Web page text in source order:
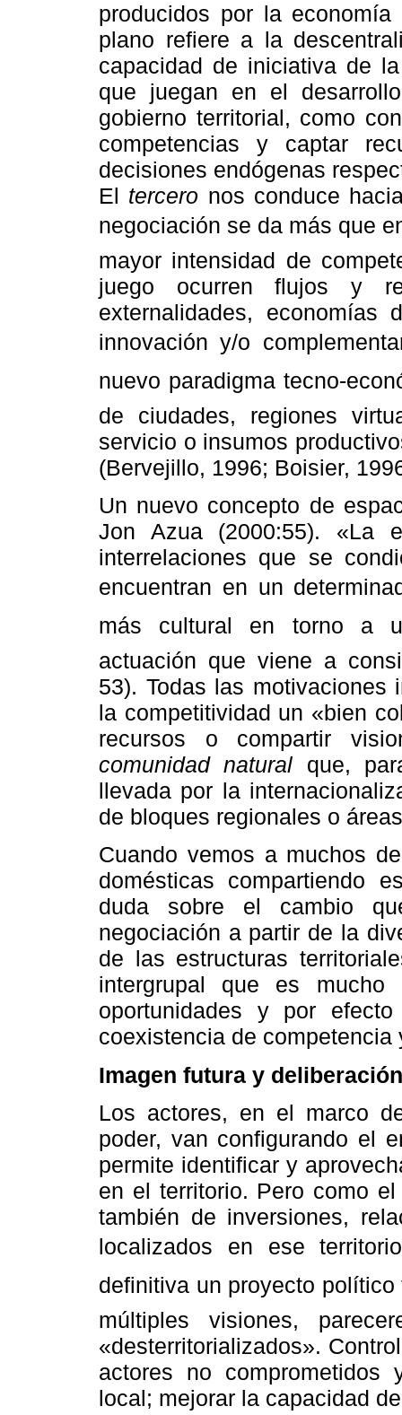
producidos por la
plano refiere a la
capacidad de iniciativa de
que juegan en el
gobierno territorial, como
competencias y captar
decisiones endógenas
El tercero nos conduce
negociación se da más que
mayor intensidad de
juego ocurren flujos y
externalidades, economías
innovación y/o
nuevo paradigma tecno-
de ciudades, regiones
servicio o insumos
(Bervejillo, 1996; Boisier,
Un nuevo concepto de
Jon Azua (2000:55). «La
interrelaciones que se
encuentran en un
más cultural en torno a
actuación que viene a
53). Todas las motivaciones
la competitividad un «bien
recursos o compartir
comunidad natural que,
llevada por la
de bloques regionales o
Cuando vemos a muchos
domésticas compartiendo
duda sobre el cambio
negociación a partir de la
de las estructuras
intergrupal que es
oportunidades y por
coexistencia de competencia
Imagen futura y deliberación
Los actores, en el marco
poder, van configurando el
permite identificar y
en el territorio. Pero como
también de inversiones,
localizados en ese
definitiva un proyecto
múltiples visiones,
«desterritorializados».
actores no
local; mejorar la capacidad